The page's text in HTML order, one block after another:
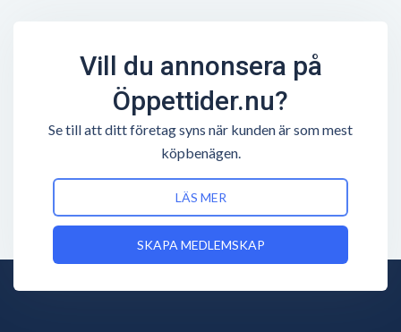
Vill du annonsera på
Öppettider.nu?
Se till att ditt företag syns när kunden är som mest
köpbenägen.
LÄS MER
SKAPA MEDLEMSKAP